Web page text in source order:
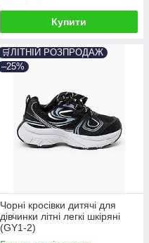
Купити
🛒ЛІТНІЙ РОЗПРОДАЖ
–25%
Чорні кросівки дитячі для
дівчинки літні легкі шкіряні
(GY1-2)